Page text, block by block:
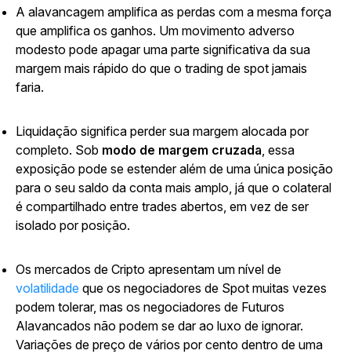
A alavancagem amplifica as perdas com a mesma força
que amplifica os ganhos. Um movimento adverso
modesto pode apagar uma parte significativa da sua
margem mais rápido do que o trading de spot jamais
faria.
Liquidação significa perder sua margem alocada por
completo. Sob modo de margem cruzada , essa
exposição pode se estender além de uma única posição
para o seu saldo da conta mais amplo, já que o colateral
é compartilhado entre trades abertos, em vez de ser
isolado por posição.
Os mercados de Cripto apresentam um nível de
volatilidade que os negociadores de Spot muitas vezes
podem tolerar, mas os negociadores de Futuros
Alavancados não podem se dar ao luxo de ignorar.
Variações de preço de vários por cento dentro de uma